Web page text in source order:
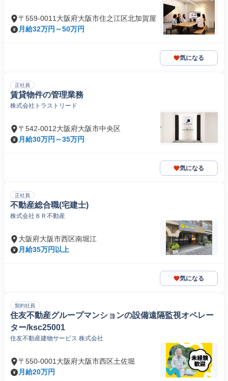
〒559-0011大阪府大阪市住之江区北加賀屋
月給32万円～50万円
気になる
正社員
賃貸物件の管理業務
株式会社トラストリード
〒542-0012大阪府大阪市中央区
月給30万円～35万円
気になる
正社員
不動産総合職(宅建士)
株式会社８Ｒ不動産
大阪府大阪市西区南堀江
月給35万円以上
気になる
契約社員
住友不動産グループマンションの設備遠隔監視オペレー
ター/ksc25001
住友不動産建物サービス 株式会社
〒550-0001大阪府大阪市西区土佐堀
月給20万円